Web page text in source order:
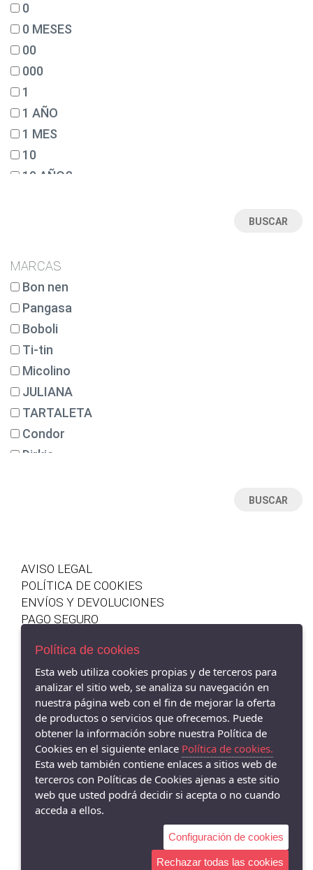
0
0 MESES
00
000
1
1 AÑO
1 MES
10
10 AÑOS
14
14 AÑOS
16
17
18
18 MESES
2
2 AÑOS
20
21
3
3 AÑOS
3 MESES
33
36 MESES
4 AÑOS
48 MESES
5 AÑOS
52
MARCAS
Bon nen
Pangasa
Boboli
Ti-tin
Micolino
JULIANA
TARTALETA
Condor
Dirkje
SARO
Waterlemon
Ysabel Mora
Munich
Marta y Paula
Harper & Never
Olmitos
Chicco
Babidu
Kikka Boo España
PASITO A PASITO
AVISO LEGAL
POLÍTICA DE COOKIES
ENVÍOS Y DEVOLUCIONES
PAGO SEGURO
Shop 485583 - , - 26540 (La Rioja)
690 819 745
Política de cookies
Esta web utiliza cookies propias y de terceros para
analizar el sitio web, se analiza su navegación en
nuestra página web con el fin de mejorar la oferta
de productos o servicios que ofrecemos. Puede
obtener la información sobre nuestra Política de
Cookies en el siguiente enlace Política de cookies.
Esta web también contiene enlaces a sitios web de
terceros con Políticas de Cookies ajenas a este sitio
web que usted podrá decidir si acepta o no cuando
acceda a ellos.
Configuración de cookies
Rechazar todas las cookies